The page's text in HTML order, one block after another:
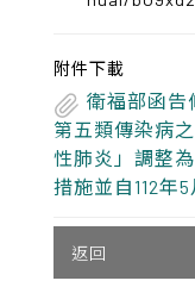
附件下載
衛福部函告
第五類傳染病
性肺炎」調整
措施並自112年
返回